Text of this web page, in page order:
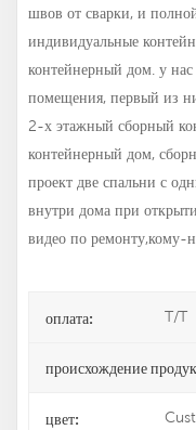
швов от сварки, и
индивидуальные
контейнерный дом. у нас
помещения, первый из
2-х этажный сборный
контейнерный дом,
проект две спальни с
внутри дома при
видео по ремонту,кому-
оплата: T/T
происхождение
цвет: